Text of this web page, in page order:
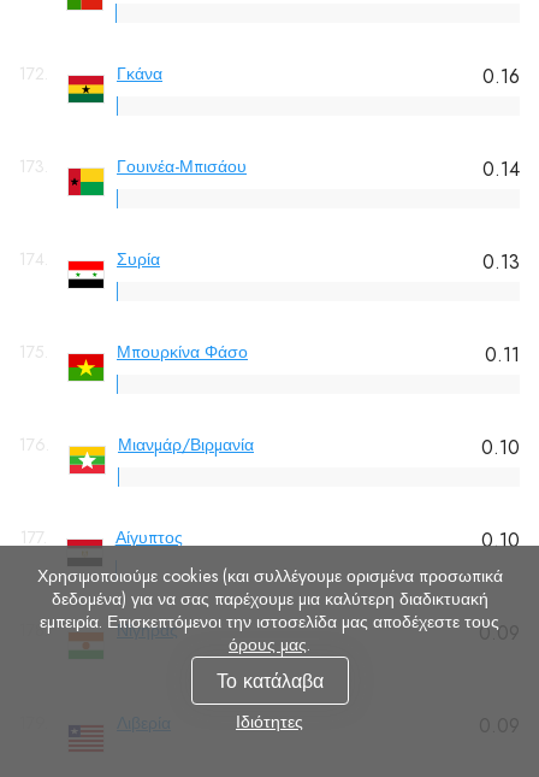
172. Γκάνα 0.16
173. Γουινέα-Μπισάου 0.14
174. Συρία 0.13
175. Μπουρκίνα Φάσο 0.11
176. Μιανμάρ/Βιρμανία 0.10
177. Αίγυπτος 0.10
178. Νίγηρας 0.09
Χρησιμοποιούμε cookies (και συλλέγουμε ορισμένα προσωπικά
δεδομένα) για να σας παρέχουμε μια καλύτερη διαδικτυακή
εμπειρία. Επισκεπτόμενοι την ιστοσελίδα μας αποδέχεστε τους
όρους μας.
Το κατάλαβα
Ιδιότητες